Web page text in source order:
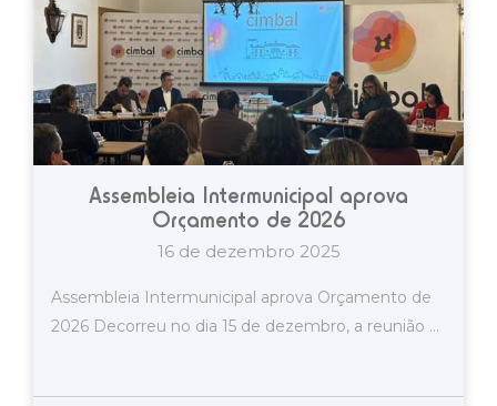
Assembleia Intermunicipal aprova
Orçamento de 2026
16 de dezembro 2025
Assembleia Intermunicipal aprova Orçamento de
2026 Decorreu no dia 15 de dezembro, a reunião ...